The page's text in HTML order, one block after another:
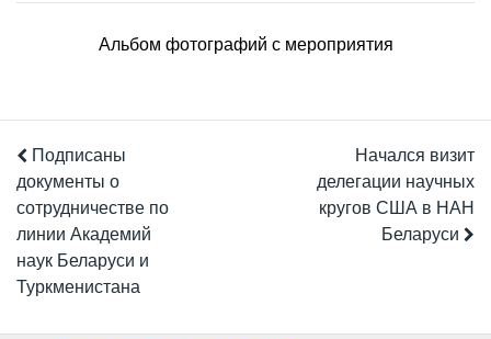
Альбом фотографий с мероприятия
Подписаны
документы о
сотрудничестве по
линии Академий
наук Беларуси и
Туркменистана
Начался визит
делегации научных
кругов США в НАН
Беларуси